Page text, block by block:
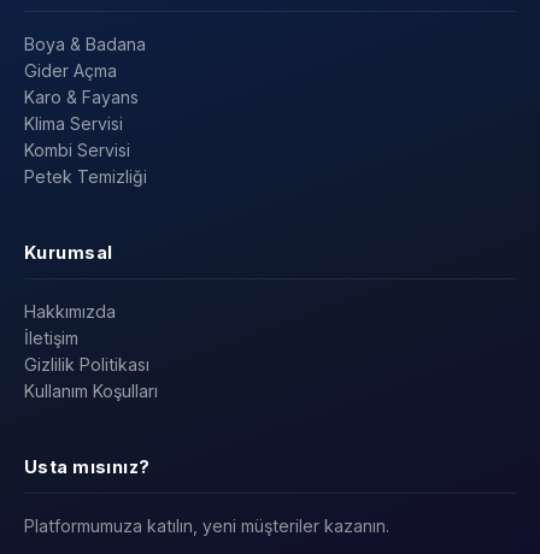
Boya & Badana
Gider Açma
Karo & Fayans
Klima Servisi
Kombi Servisi
Petek Temizliği
Kurumsal
Hakkımızda
İletişim
Gizlilik Politikası
Kullanım Koşulları
Usta mısınız?
Platformumuza katılın, yeni müşteriler kazanın.